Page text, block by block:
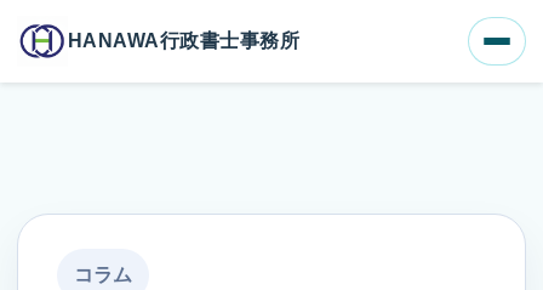
HANAWA行政書士事務所
ホーム
ブログ一覧
なぜ公正証書が必要？費用やメリット・デメリットを徹底比較
コラム